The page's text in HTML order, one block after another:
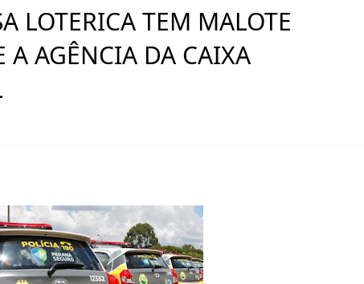
LOTERICA TEM MALOTE
A AGÊNCIA DA CAIXA